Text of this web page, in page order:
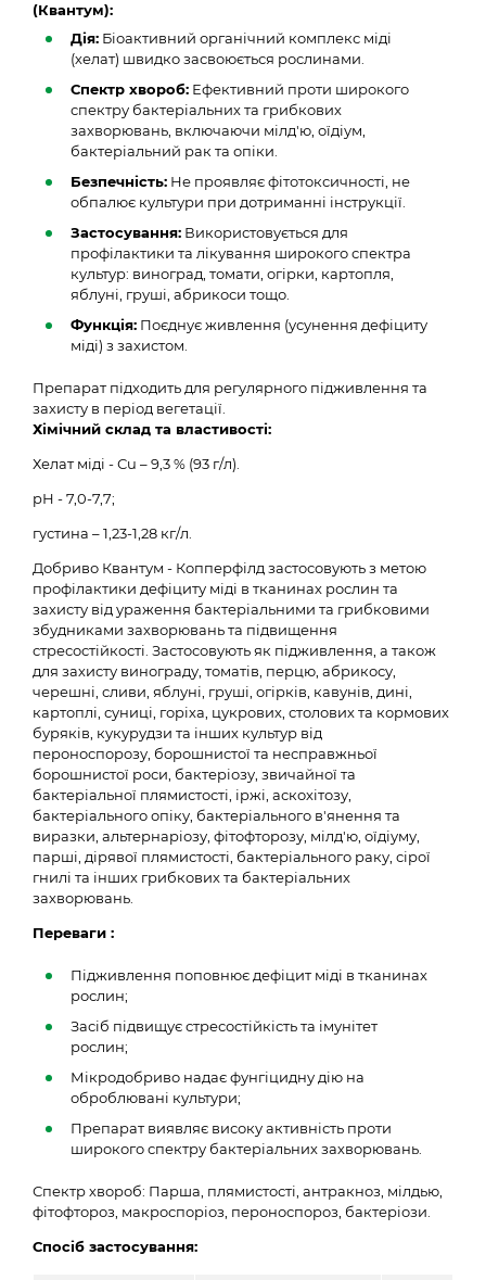
(Квантум):
Дія: Біоактивний органічний комплекс міді
(хелат) швидко засвоюється рослинами.
Спектр хвороб: Ефективний проти широкого
спектру бактеріальних та грибкових
захворювань, включаючи мілд'ю, оїдіум,
бактеріальний рак та опіки.
Безпечність: Не проявляє фітотоксичності, не
обпалює культури при дотриманні інструкції.
Застосування: Використовується для
профілактики та лікування широкого спектра
культур: виноград, томати, огірки, картопля,
яблуні, груші, абрикоси тощо.
Функція: Поєднує живлення (усунення дефіциту
міді) з захистом.
Препарат підходить для регулярного підживлення та
захисту в період вегетації.
Хімічний склад та властивості:
Хелат міді - Сu – 9,3 % (93 г/л).
рН - 7,0-7,7;
густина – 1,23-1,28 кг/л.
Добриво Квантум - Копперфілд застосовують з метою
профілактики дефіциту міді в тканинах рослин та
захисту від ураження бактеріальними та грибковими
збудниками захворювань та підвищення
стресостійкості. Застосовують як підживлення, а також
для захисту винограду, томатів, перцю, абрикосу,
черешні, сливи, яблуні, груші, огірків, кавунів, дині,
картоплі, суниці, горіха, цукрових, столових та кормових
буряків, кукурудзи та інших культур від
пероноспорозу, борошнистої та несправжньої
борошнистої роси, бактеріозу, звичайної та
бактеріальної плямистості, іржі, аскохітозу,
бактеріального опіку, бактеріального в'янення та
виразки, альтернаріозу, фітофторозу, мілд'ю, оїдіуму,
парші, дірявої плямистості, бактеріального раку, сірої
гнилі та інших грибкових та бактеріальних
захворювань.
Переваги :
Підживлення поповнює дефіцит міді в тканинах
рослин;
Засіб підвищує стресостійкість та імунітет
рослин;
Мікродобриво надає фунгіцидну дію на
оброблювані культури;
Препарат виявляє високу активність проти
широкого спектру бактеріальних захворювань.
Спектр хвороб: Парша, плямистості, антракноз, мілдью,
фітофтороз, макроспоріоз, пероноспороз, бактеріози.
Спосіб застосування: